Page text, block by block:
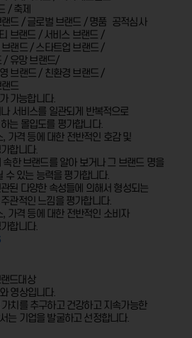
공적심사
/ 축제
드 / 글로벌 브랜드 / 명품
브랜드 /서비스 브랜드 /
랜드 / 스타트업 브랜드 /
/ 유망 브랜드/
브랜드 / 친환경 브랜드 /
드
가능합니다.
서비스를 일관되게 반복적으로
는 몰입도를 평가합니다.
, 가격 등에 대한 전반적인 호감 및
합니다.
속한 브랜드를 알아 보거나 그 브랜드 명을
수 있는 능력을 평가합니다.
된 다양한 속성들에 의해서 형성되는
관적인 느낌을 평가합니다.
, 가격 등에 대한 전반적인 소비자
합니다.
드대상
영상입니다.
치를 추구하고 건강하고 지속가능한
는 기업을 발굴하고 선정합니다.